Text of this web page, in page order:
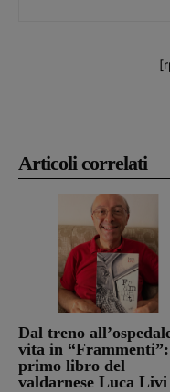
Articoli correlati
Dal treno
vita in
primo libro del
valdarnese Luca Livi